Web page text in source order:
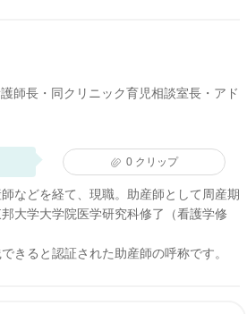
師長・同クリニック育児相談室長・アド
0クリップ
などを経て、現職。助産師として周産期
大学大学院医学研究科修了（看護学修
きると認証された助産師の呼称です。